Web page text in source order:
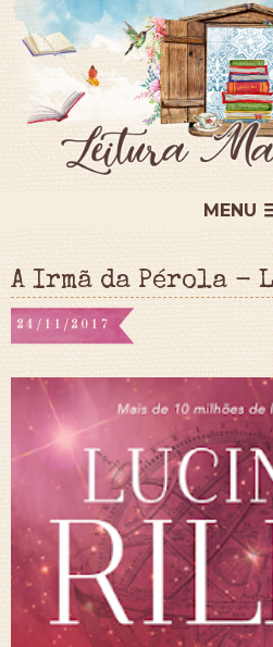
MENU
A Irmã da Pérola -
24/11/2017